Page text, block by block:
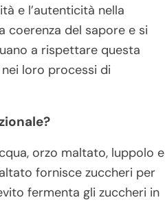
e l’autenticità nella
coerenza del sapore e si
a rispettare questa
loro processi di
orzo maltato, luppolo e
fornisce zuccheri per
fermenta gli zuccheri in